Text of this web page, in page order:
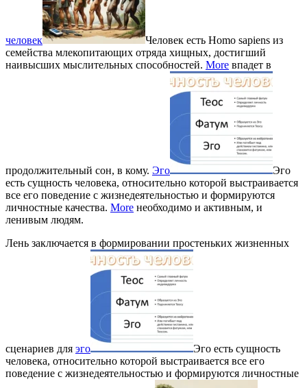
человек
Человек есть Homo sapiens из
семейства млекопитающих отряда хищных, достигший
наивысших мыслительных способностей. More впадет в
продолжительный сон, в кому. Эго
Эго
есть сущность человека, относительно которой выстраивается
все его поведение с жизнедеятельностью и формируются
личностные качества. More необходимо и активным, и
ленивым людям.
Лень заключается в формировании простеньких жизненных
сценариев для эго
Эго есть сущность
человека, относительно которой выстраивается все его
поведение с жизнедеятельностью и формируются личностные